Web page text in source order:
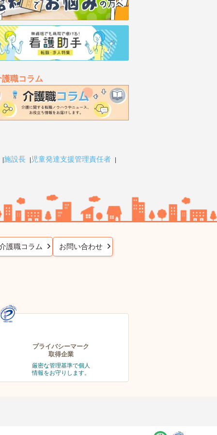
護職コラム
施設長 児童発達支援管理責任者
護職コラム お問い合わせ
プライバシーマーク
取得企業
厳密な管理基準で個人
情報をお守りします。